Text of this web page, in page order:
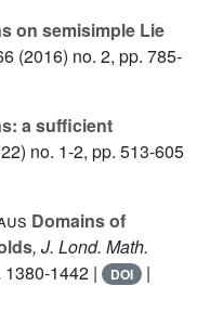
on semisimple Lie
(2016) no. 2, pp. 785-
a sufficient
no. 1-2, pp. 513-605
Domains of
, J. Lond. Math.
1380-1442 | DOI |